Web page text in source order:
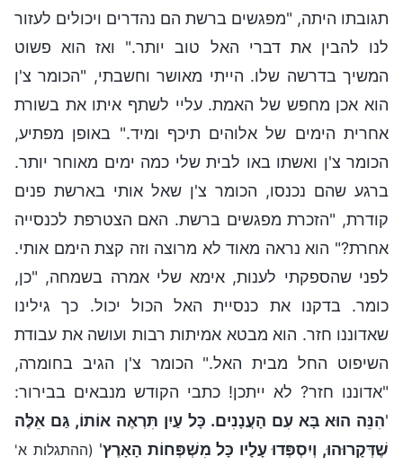
תגובתו היתה, "מפגשים ברשת הם נהדרים ויכולים לעזור
לנו להבין את דברי האל טוב יותר." ואז הוא פשוט
המשיך בדרשה שלו. הייתי מאושר וחשבתי, "הכומר צ'ן
הוא אכן מחפש של האמת. עליי לשתף איתו את בשורת
אחרית הימים של אלוהים תיכף ומיד." באופן מפתיע,
הכומר צ'ן ואשתו באו לבית שלי כמה ימים מאוחר יותר.
ברגע שהם נכנסו, הכומר צ'ן שאל אותי בארשת פנים
קודרת, "הזכרת מפגשים ברשת. האם הצטרפת לכנסייה
אחרת?" הוא נראה מאוד לא מרוצה וזה קצת הימם אותי.
לפני שהספקתי לענות, אימא שלי אמרה בשמחה, "כן,
כומר. בדקנו את כנסיית האל הכול יכול. כך גילינו
שאדוננו חזר. הוא מבטא אמיתות רבות ועושה את עבודת
השיפוט החל מבית האל." הכומר צ'ן הגיב בחומרה,
"אדוננו חזר? לא ייתכן! כתבי הקודש מנבאים בבירור:
'הִנֵּה הוּא בָּא עִם הָעֲנָנִים. כָּל עַיִן תִּרְאֶה אוֹתוֹ, גַּם אֵלֶּה
שֶׁדְּקָרוּהוּ, וְיִסְפְּדוּ עָלָיו כָּל מִשְׁפְּחוֹת הָאָרֶץ' (ההתגלות א'